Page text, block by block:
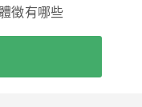
徵有哪些